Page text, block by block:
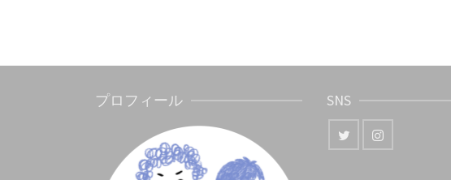
プロフィール SNS